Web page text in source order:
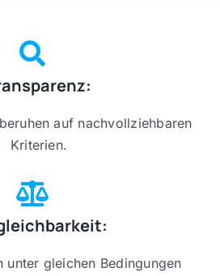
auf nachvollziehbaren
Kriterien.
unter gleichen Bedingungen